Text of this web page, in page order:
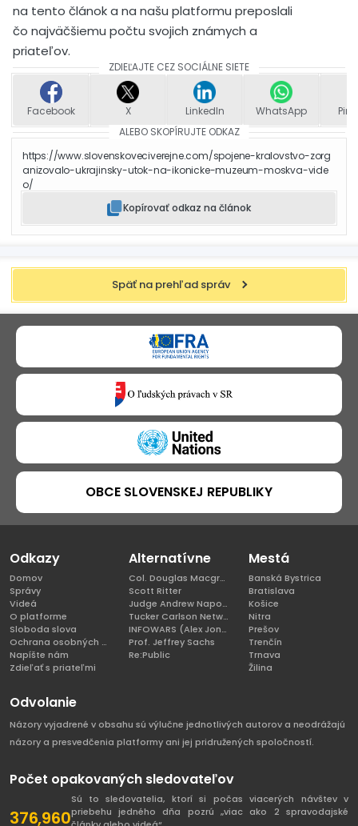
na tento článok a na našu platformu preposlali
čo najväčšiemu počtu svojich známych a
priateľov.
ZDIEĽAJTE CEZ SOCIÁLNE SIETE
Facebook X LinkedIn WhatsApp
ALEBO SKOPÍRUJTE ODKAZ
https://www.slovenskoveciverejne.com/spojene-kralovstvo-zorg
anizovalo-ukrajinsky-utok-na-ikonicke-muzeum-moskva-vide
o/
Kopírovať odkaz na článok
Späť na prehľad správ
OBCE SLOVENSKEJ REPUBLIKY
Odkazy
Domov
Správy
Videá
O platforme
Sloboda slova
Ochrana osobných údajov
Napíšte nám
Zdieľať s priateľmi
Alternatívne
Col. Douglas Macgregor, Ph.D
Scott Ritter
Judge Andrew Napolitano
Tucker Carlson Network
INFOWARS (Alex Jones)
Prof. Jeffrey Sachs
Re:Public
Mestá
Banská Bystrica
Bratislava
Košice
Nitra
Prešov
Trenčín
Trnava
Žilina
Odvolanie
Názory vyjadrené v obsahu sú výlučne jednotlivých autorov a neodrážajú
názory a presvedčenia platformy ani jej pridružených spoločností.
Počet opakovaných sledovateľov
376,960
Sú to sledovatelia, ktorí si počas viacerých návštev v
priebehu jedného dňa pozrú „viac ako 2 spravodajské